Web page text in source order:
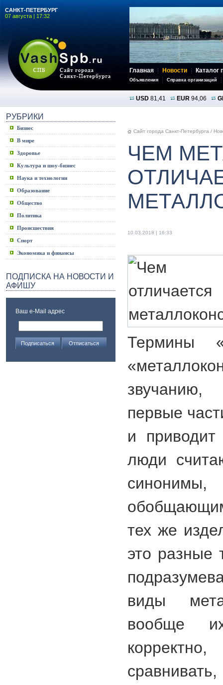
САНКТ-ПЕТЕРБУРГ
07 августа | 17:32
Главная Новости Каталог
Объявления Справка организаций
USD 81,41 EUR 94,06
РУБРИКИ
Бизнес
В мире
Здоровье
Культура и шоу-бизнес
Наука и технологии
Образование
Общество
Политика
Происшествия
Спорт
Экономика и финансы
ПОДПИСКА НА НОВОСТИ И
АФИШУ
Ваш e-Mail адрес
Сайт города Санкт-Петербурга /
ЧЕМ
10.03.2018 | 16:33
Термины
первые
и
люди
тех же
это разные
виды
вообще